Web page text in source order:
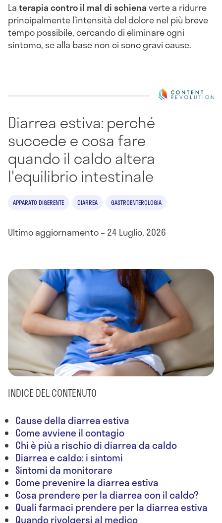
Laterapia contro il mal di schienaverte a ridurre
principalmente l’intensità del dolore nel più breve
tempo possibile, cercando di eliminare ogni
sintomo, se alla base non ci sono gravi cause.
Diarrea estiva: perché
succede e cosa fare
quando il caldo altera
l'equilibrio intestinale
APPARATO DIGERENTE DIARREA GASTROENTEROLOGIA
Ultimo aggiornamento – 24 Luglio, 2026
INDICE DEL CONTENUTO
Cause della diarrea estiva
Come avviene il contagio
Chi è più a rischio di diarrea da caldo
Diarrea e caldo: i sintomi
Sintomi da monitorare
Come prevenire la diarrea estiva
Cosa prendere per la diarrea con il caldo?
Quali farmaci prendere per la diarrea estiva
Quando rivolgersi al medico